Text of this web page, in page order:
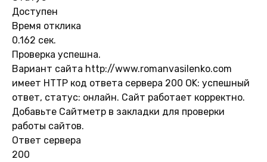
Доступен
Время отклика
0.162 сек.
Проверка успешна.
Вариант сайта http://www.romanvasilenko.com
имеет HTTP код ответа сервера 200 OK: успешный
ответ, статус: онлайн. Сайт работает корректно.
Добавьте Сайтметр в закладки для проверки
работы сайтов.
Ответ сервера
200